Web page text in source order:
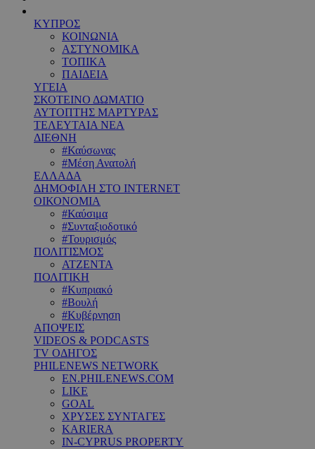
ΚΥΠΡΟΣ
ΚΟΙΝΩΝΙΑ
ΑΣΤΥΝΟΜΙΚΑ
ΤΟΠΙΚΑ
ΠΑΙΔΕΙΑ
ΥΓΕΙΑ
ΣΚΟΤΕΙΝΟ ΔΩΜΑΤΙΟ
ΑΥΤΟΠΤΗΣ ΜΑΡΤΥΡΑΣ
ΤΕΛΕΥΤΑΙΑ ΝΕΑ
ΔΙΕΘΝΗ
#Καύσωνας
#Μέση Ανατολή
ΕΛΛΑΔΑ
ΔΗΜΟΦΙΛΗ ΣΤΟ INTERNET
ΟΙΚΟΝΟΜΙΑ
#Καύσιμα
#Συνταξιοδοτικό
#Τουρισμός
ΠΟΛΙΤΙΣΜΟΣ
ΑΤΖΕΝΤΑ
ΠΟΛΙΤΙΚΗ
#Κυπριακό
#Βουλή
#Κυβέρνηση
ΑΠΟΨΕΙΣ
VIDEOS & PODCASTS
TV ΟΔΗΓΟΣ
PHILENEWS NETWORK
EN.PHILENEWS.COM
LIKE
GOAL
ΧΡΥΣΕΣ ΣΥΝΤΑΓΕΣ
KARIERA
IN-CYPRUS PROPERTY